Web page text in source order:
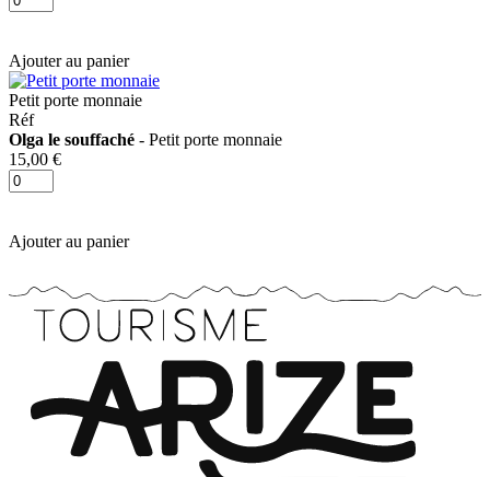
Ajouter au panier
Petit porte monnaie
Réf
Olga le souffaché - Petit porte monnaie
15,00 €
Ajouter au panier